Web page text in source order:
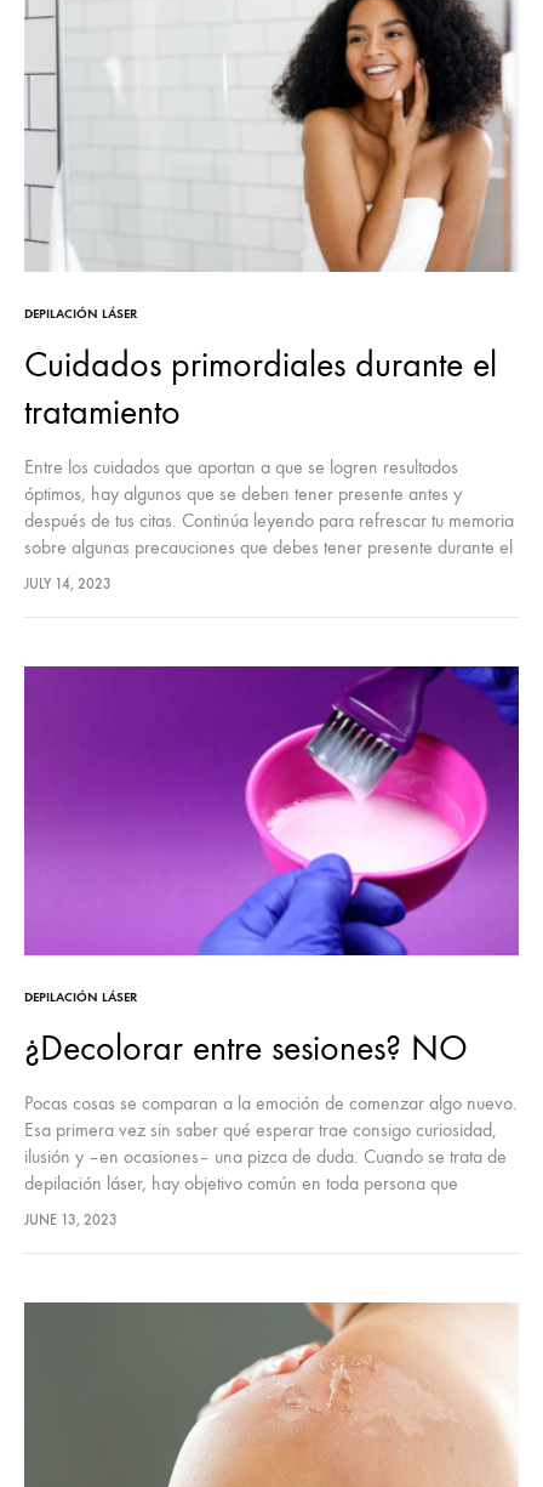
DEPILACIÓN LÁSER
Cuidados primordiales durante el
tratamiento
Entre los cuidados que aportan a que se logren resultados
óptimos, hay algunos que se deben tener presente antes y
después de tus citas. Continúa leyendo para refrescar tu memoria
sobre algunas precauciones que debes tener presente durante el
transcurso de tu tratamiento con Aria.
JULY 14, 2023
DEPILACIÓN LÁSER
¿Decolorar entre sesiones? NO
Pocas cosas se comparan a la emoción de comenzar algo nuevo.
Esa primera vez sin saber qué esperar trae consigo curiosidad,
ilusión y –en ocasiones– una pizca de duda. Cuando se trata de
depilación láser, hay objetivo común en toda persona que
comienza un tratamiento: eliminar vellos indeseados.
JUNE 13, 2023